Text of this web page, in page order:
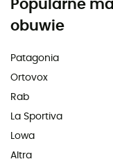
Popularne
obuwie
Patagonia
Ortovox
Rab
La Sportiva
Lowa
Altra